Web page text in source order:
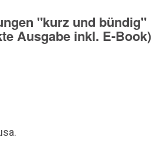
"kurz und bündig"
Ausgabe inkl. E-Book)